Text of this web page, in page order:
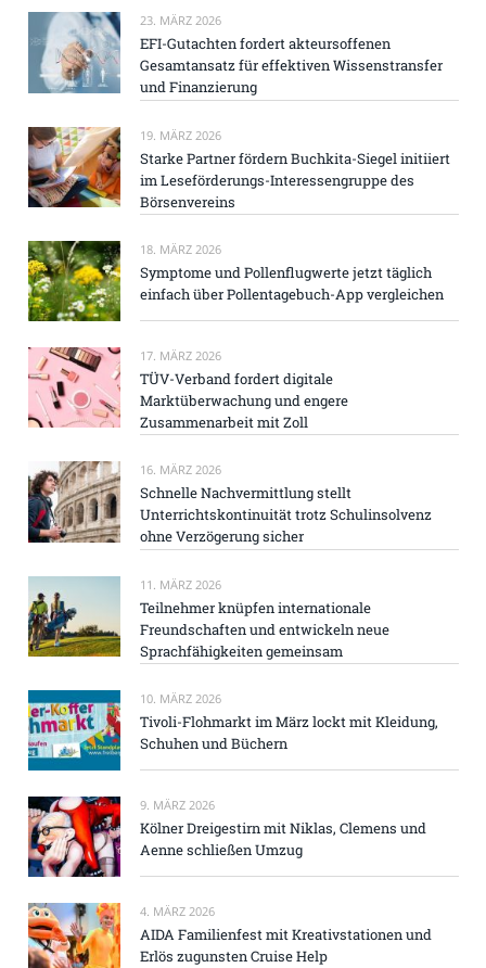
23. MÄRZ 2026
EFI-Gutachten fordert akteursoffenen
Gesamtansatz für effektiven Wissenstransfer
und Finanzierung
19. MÄRZ 2026
Starke Partner fördern Buchkita-Siegel initiiert
im Leseförderungs-Interessengruppe des
Börsenvereins
18. MÄRZ 2026
Symptome und Pollenflugwerte jetzt täglich
einfach über Pollentagebuch-App vergleichen
17. MÄRZ 2026
TÜV-Verband fordert digitale
Marktüberwachung und engere
Zusammenarbeit mit Zoll
16. MÄRZ 2026
Schnelle Nachvermittlung stellt
Unterrichtskontinuität trotz Schulinsolvenz
ohne Verzögerung sicher
11. MÄRZ 2026
Teilnehmer knüpfen internationale
Freundschaften und entwickeln neue
Sprachfähigkeiten gemeinsam
10. MÄRZ 2026
Tivoli-Flohmarkt im März lockt mit Kleidung,
Schuhen und Büchern
9. MÄRZ 2026
Kölner Dreigestirn mit Niklas, Clemens und
Aenne schließen Umzug
4. MÄRZ 2026
AIDA Familienfest mit Kreativstationen und
Erlös zugunsten Cruise Help